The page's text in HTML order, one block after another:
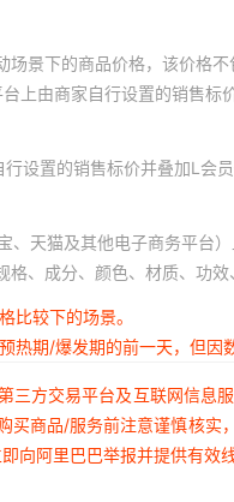
场景下的商品价格，该价格
上由商家自行设置的销售标
设置的销售标价并叠加L会
、天猫及其他电子商务平台
格、成分、颜色、材质、功
比较下的场景。
热期/爆发期的前一天，但因
三方交易平台及互联网信息
买商品/服务前注意谨慎核
向阿里巴巴举报并提供有效线